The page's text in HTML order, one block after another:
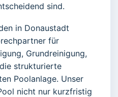
sind.
in Donaustadt
für
Grundreinigung,
strukturierte
Poolanlage. Unser
nicht nur kurzfristig